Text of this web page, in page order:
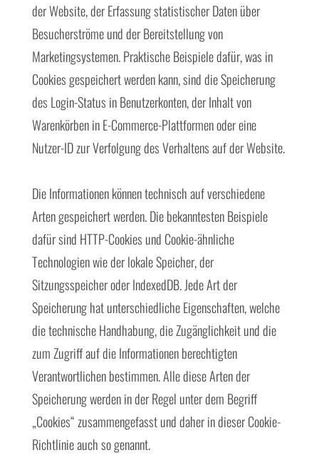
der Website, der Erfassung statistischer Daten über
Besucherströme und der Bereitstellung von
Marketingsystemen. Praktische Beispiele dafür, was in
Cookies gespeichert werden kann, sind die Speicherung
des Login-Status in Benutzerkonten, der Inhalt von
Warenkörben in E-Commerce-Plattformen oder eine
Nutzer-ID zur Verfolgung des Verhaltens auf der Website.
Die Informationen können technisch auf verschiedene
Arten gespeichert werden. Die bekanntesten Beispiele
dafür sind HTTP-Cookies und Cookie-ähnliche
Technologien wie der lokale Speicher, der
Sitzungsspeicher oder IndexedDB. Jede Art der
Speicherung hat unterschiedliche Eigenschaften, welche
die technische Handhabung, die Zugänglichkeit und die
zum Zugriff auf die Informationen berechtigten
Verantwortlichen bestimmen. Alle diese Arten der
Speicherung werden in der Regel unter dem Begriff
„Cookies“ zusammengefasst und daher in dieser Cookie-
Richtlinie auch so genannt.